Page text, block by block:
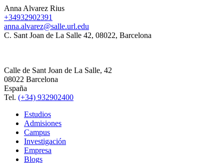
Anna Alvarez Rius
+34932902391
anna.alvarez@salle.url.edu
C. Sant Joan de La Salle 42, 08022, Barcelona
Calle de Sant Joan de La Salle, 42
08022 Barcelona
España
Tel. (+34) 932902400
Estudios
Admisiones
Campus
Investigación
Empresa
Blogs